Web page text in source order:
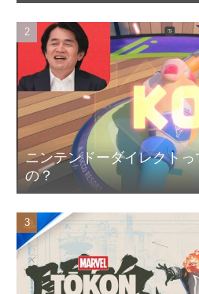
【動画】これはお見事。中国重慶市
【画像】イマドキ女子「クレジット
ラwww」
フロム「『The Duskbloods』ネッ
募をいただき誠にありがとうござい
ベルセルク、今どうなっているのか
ニンテンドーダイレクト
の？